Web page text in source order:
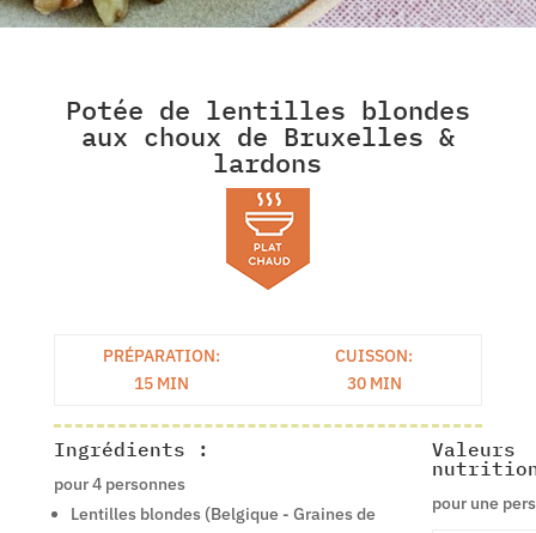
Potée de lentilles blondes
aux choux de Bruxelles &
lardons
PRÉPARATION:
15 MIN
CUISSON:
30 MIN
Ingrédients :
pour 4 personnes
Lentilles blondes (Belgique - Graines de
Valeurs
pour une